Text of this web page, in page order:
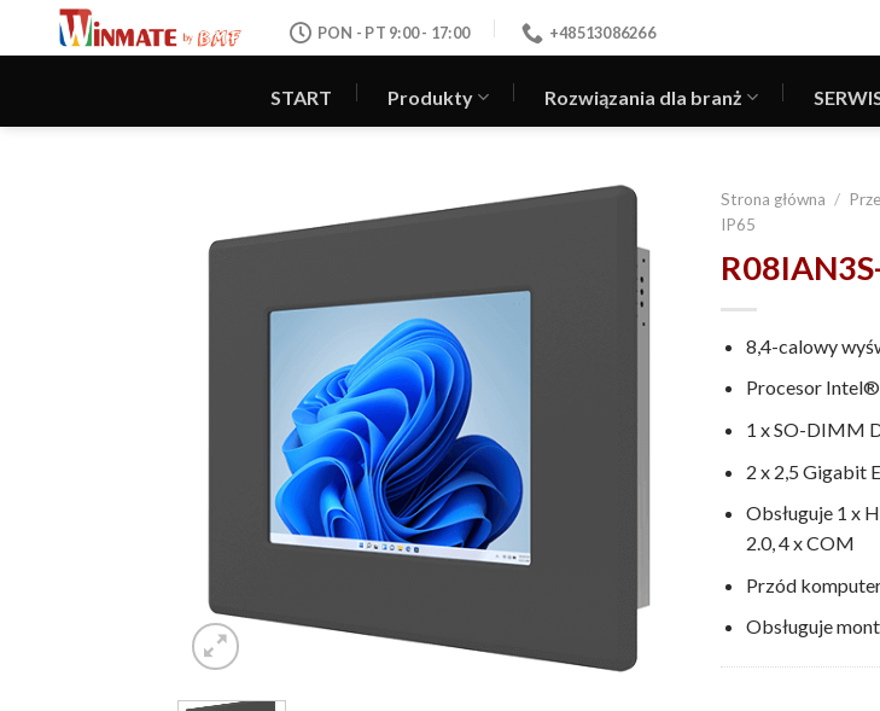
PON - PT 9:00 - 17:00 +48513086266
START Produkty Rozwiązania dla branż
Strona główna /
IP65
8,4-calowy
Procesor
1 x SO-DIMM
2 x 2,5 Gigabit
Obsługuje 1 x
2.0, 4 x COM
Przód
Obsługuje